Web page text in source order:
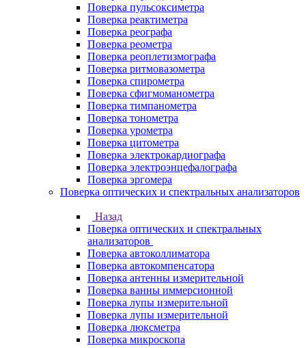
Поверка пульсоксиметра
Поверка реактиметра
Поверка реографа
Поверка реометра
Поверка реоплетизмографа
Поверка ритмовазометра
Поверка спирометра
Поверка сфигмоманометра
Поверка тимпанометра
Поверка тонометра
Поверка урометра
Поверка цитометра
Поверка электрокардиографа
Поверка электроэнцефалографа
Поверка эргомера
Поверка оптических и спектральных анализаторов
Назад
Поверка оптических и спектральных
анализаторов
Поверка автоколлиматора
Поверка автокомпенсатора
Поверка антенны измерительной
Поверка ванны иммерсионной
Поверка лупы измерительной
Поверка лупы измерительной
Поверка люксметра
Поверка микроскопа